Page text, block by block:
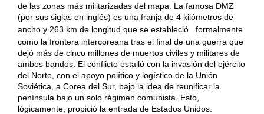
de las zonas más militarizadas del mapa. La famosa DMZ
(por sus siglas en inglés) es una franja de 4 kilómetros de
ancho y 263 km de longitud que se estableció
formalmente
como la frontera intercoreana tras el final de una guerra que
dejó más de cinco millones de muertos civiles y militares de
ambos bandos. El conflicto estalló con la invasión del ejército
del Norte, con el apoyo político y logístico de la Unión
Soviética, a Corea del Sur, bajo la idea de reunificar la
península bajo un solo régimen comunista. Esto,
lógicamente, propició la entrada de Estados Unidos.